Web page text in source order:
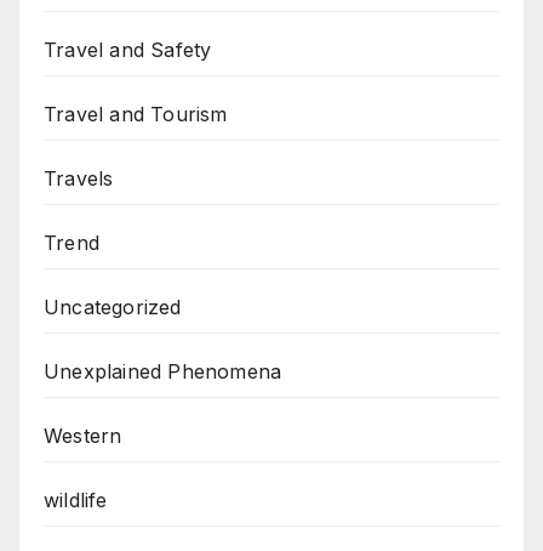
Travel and Safety
Travel and Tourism
Travels
Trend
Uncategorized
Unexplained Phenomena
Western
wildlife